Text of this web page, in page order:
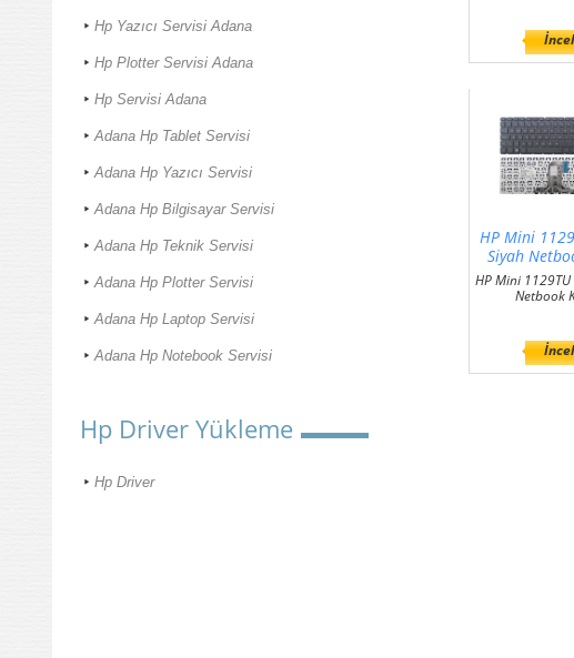
Hp Yazıcı Servisi Adana
Hp Plotter Servisi Adana
Hp Servisi Adana
Adana Hp Tablet Servisi
Adana Hp Yazıcı Servisi
Adana Hp Bilgisayar Servisi
Adana Hp Teknik Servisi
Adana Hp Plotter Servisi
Adana Hp Laptop Servisi
Adana Hp Notebook Servisi
Hp Driver Yükleme
Hp Driver
HP Mini
Siyah
HP Mini 1129TU
Netbook